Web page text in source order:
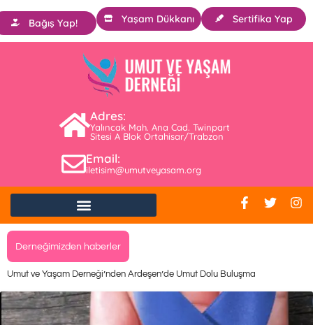
Sertifika Yap
Yaşam Dükkanı
Bağış Yap!
Adres:
Yalıncak Mah. Ana Cad. Twinpart
Sitesi A Blok Ortahisar/Trabzon
Email:
iletisim@umutveyasam.org
Derneğimizden haberler
Umut ve Yaşam Derneği’nden Ardeşen’de Umut Dolu Buluşma